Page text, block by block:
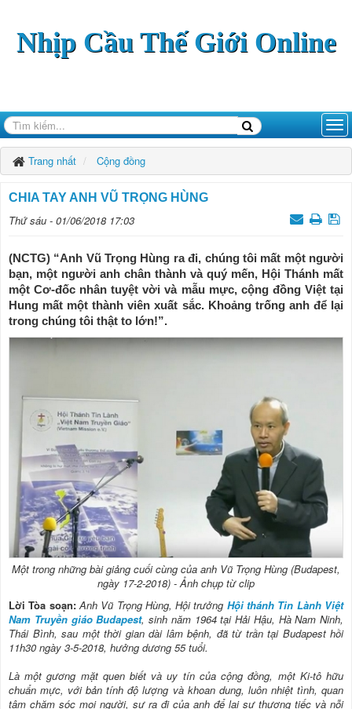
Nhịp Cầu Thế Giới Online
Trang nhất Cộng đồng
CHIA TAY ANH VŨ TRỌNG HÙNG
Thứ sáu - 01/06/2018 17:03
(NCTG) “Anh Vũ Trọng Hùng ra đi, chúng tôi mất một người
bạn, một người anh chân thành và quý mến, Hội Thánh mất
một Cơ-đốc nhân tuyệt vời và mẫu mực, cộng đồng Việt tại
Hung mất một thành viên xuất sắc. Khoảng trống anh để lại
trong chúng tôi thật to lớn!”.
Một trong những bài giảng cuối cùng của anh Vũ Trọng Hùng (Budapest,
ngày 17-2-2018) - Ảnh chụp từ clip
Lời Tòa soạn: Anh Vũ Trọng Hùng, Hội trưởng Hội thánh Tin Lành Việt
Nam Truyền giáo Budapest, sinh năm 1964 tại Hải Hậu, Hà Nam Ninh,
Thái Bình, sau một thời gian dài lâm bệnh, đã từ trần tại Budapest hồi
11h30 ngày 3-5-2018, hưởng dương 55 tuổi.
Là một gương mặt quen biết và uy tín của cộng đồng, một Ki-tô hữu
chuẩn mực, với bản tính độ lượng và khoan dung, luôn nhiệt tình, quan
tâm chăm sóc mọi người, sự ra đi của anh để lại sự thương tiếc và nỗi